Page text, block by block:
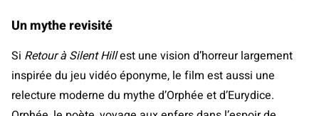
Un mythe revisité
Si Retour à Silent Hillest une vision d’horreur largement
inspirée du jeu vidéo éponyme, le film est aussi une
relecture moderne du mythe d’Orphée et d’Eurydice.